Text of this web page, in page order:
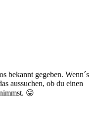
bekannt gegeben. Wenn´s
aussuchen, ob du einen
😛